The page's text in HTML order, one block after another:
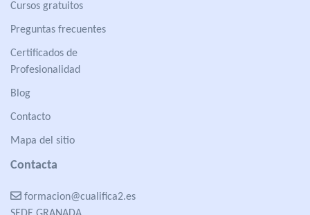
Cursos gratuitos
Preguntas frecuentes
Certificados de
Profesionalidad
Blog
Contacto
Mapa del sitio
Contacta
formacion@cualifica2.es